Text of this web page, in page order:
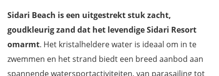
Sidari Beach is een uitgestrekt stuk zacht,
goudkleurig zand dat het levendige Sidari Resort
omarmt. Het kristalheldere water is ideaal om in te
zwemmen en het strand biedt een breed aanbod aan
spannende watersportactiviteiten, van parasailing tot